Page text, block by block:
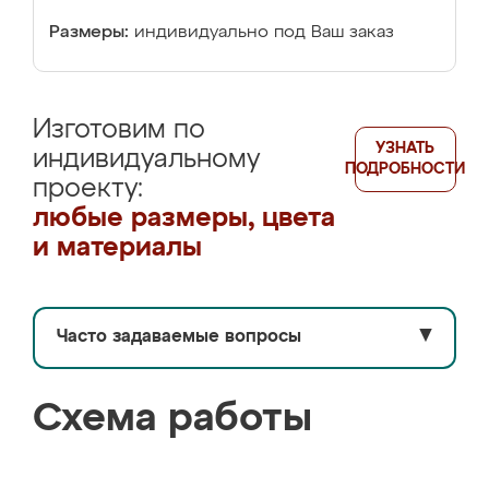
Размеры: индивидуально под Ваш заказ
Изготовим по
индивидуальному
проекту:
любые размеры, цвета
и материалы
УЗНАТЬ
ПОДРОБНОСТИ
Часто задаваемые вопросы ▼
Схема работы